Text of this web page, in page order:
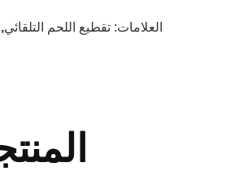
العلامات: تقطيع اللحم التلقائي,